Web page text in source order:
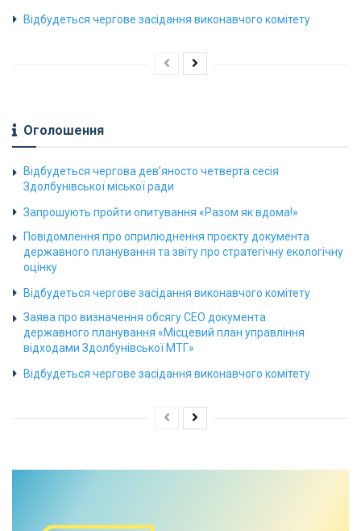
Відбудеться чергове засідання виконавчого комітету
Оголошення
Відбудеться чергова дев’яносто четверта сесія
Здолбунівської міської ради
Запрошують пройти опитування «Разом як вдома!»
Повідомлення про оприлюднення проєкту документа
державного планування та звіту про стратегічну екологічну
оцінку
Відбудеться чергове засідання виконавчого комітету
Заява про визначення обсягу СЕО документа
державного планування «Місцевий план управління
відходами Здолбунівської МТГ»
Відбудеться чергове засідання виконавчого комітету